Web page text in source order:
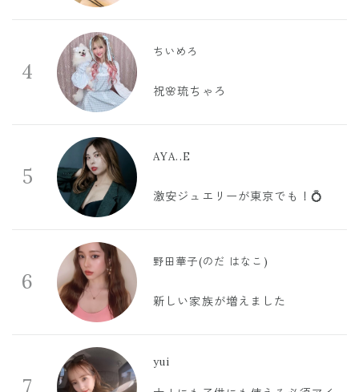
4
ちいめろ
祝🌸琉ちゃろ
5
AYA..E
激安ジュエリーが東京でも！💍
6
野田華子(のだ はなこ)
新しい家族が増えました
7
yui